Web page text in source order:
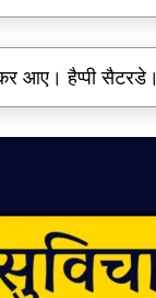
आए। हैप्पी सैटरडे।